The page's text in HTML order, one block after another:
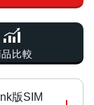
比較
版SIM